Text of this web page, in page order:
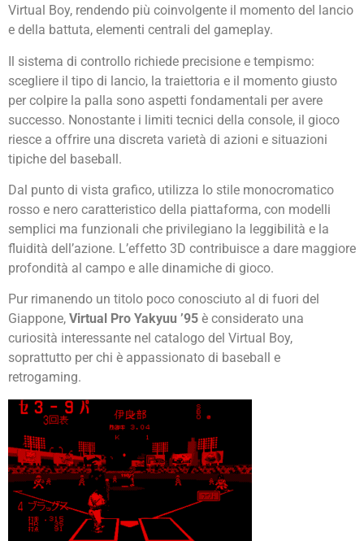
Virtual Boy, rendendo più coinvolgente il momento del lancio
e della battuta, elementi centrali del gameplay.
Il sistema di controllo richiede precisione e tempismo:
scegliere il tipo di lancio, la traiettoria e il momento giusto
per colpire la palla sono aspetti fondamentali per avere
successo. Nonostante i limiti tecnici della console, il gioco
riesce a offrire una discreta varietà di azioni e situazioni
tipiche del baseball.
Dal punto di vista grafico, utilizza lo stile monocromatico
rosso e nero caratteristico della piattaforma, con modelli
semplici ma funzionali che privilegiano la leggibilità e la
fluidità dell’azione. L’effetto 3D contribuisce a dare maggiore
profondità al campo e alle dinamiche di gioco.
Pur rimanendo un titolo poco conosciuto al di fuori del
Giappone, Virtual Pro Yakyuu ’95 è considerato una
curiosità interessante nel catalogo del Virtual Boy,
soprattutto per chi è appassionato di baseball e
retrogaming.